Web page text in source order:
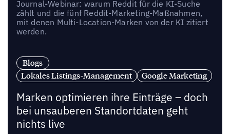
Journal-Webinar: warum Reddit für die KI-Suche
zählt und die fünf Reddit-Marketing-Maßnahmen,
mit denen Multi-Location-Marken von der KI zitiert
werden.
Blogs
Lokales Listings-Management
Google Marketing
Marken optimieren ihre Einträge – doch
bei unsauberen Standortdaten geht
nichts live